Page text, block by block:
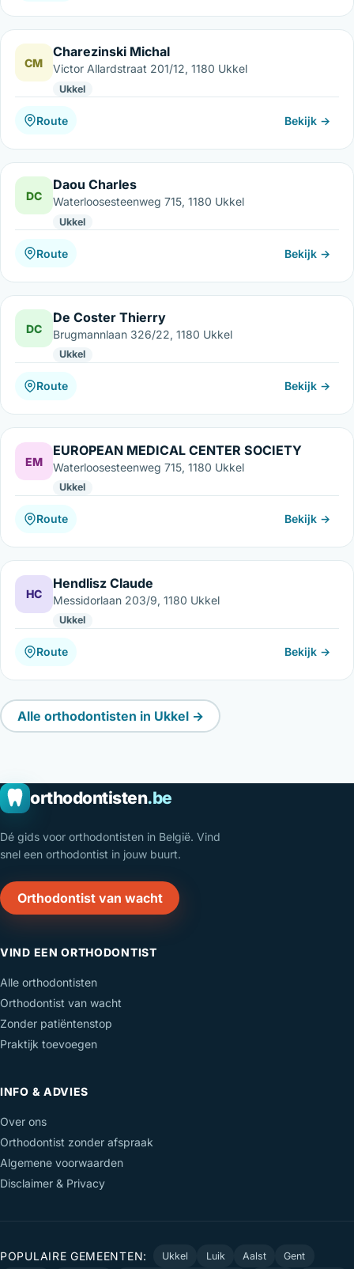
CM
Charezinski Michal
Victor Allardstraat 201/12, 1180 Ukkel
Ukkel
Route Bekijk →
DC
Daou Charles
Waterloosesteenweg 715, 1180 Ukkel
Ukkel
Route Bekijk →
DC
De Coster Thierry
Brugmannlaan 326/22, 1180 Ukkel
Ukkel
Route Bekijk →
EM
EUROPEAN MEDICAL CENTER SOCIETY
Waterloosesteenweg 715, 1180 Ukkel
Ukkel
Route Bekijk →
HC
Hendlisz Claude
Messidorlaan 203/9, 1180 Ukkel
Ukkel
Route Bekijk →
Alle orthodontisten in Ukkel →
orthodontisten.be
Dé gids voor orthodontisten in België. Vind
snel een orthodontist in jouw buurt.
Orthodontist van wacht
VIND EEN ORTHODONTIST
Alle orthodontisten
Orthodontist van wacht
Zonder patiëntenstop
Praktijk toevoegen
INFO & ADVIES
Over ons
Orthodontist zonder afspraak
Algemene voorwaarden
Disclaimer & Privacy
POPULAIRE GEMEENTEN: Ukkel Luik Aalst Gent